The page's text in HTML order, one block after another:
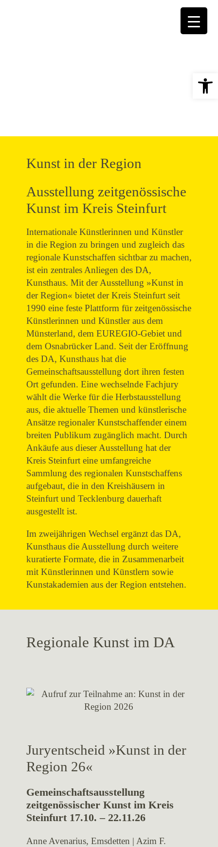
Kunst in der Region
Ausstellung zeitgenössische
Kunst im Kreis Steinfurt
Internationale Künstlerinnen und Künstler
in die Region zu bringen und zugleich das
regionale Kunstschaffen sichtbar zu machen,
ist ein zentrales Anliegen des DA,
Kunsthaus. Mit der Ausstellung »Kunst in
der Region« bietet der Kreis Steinfurt seit
1990 eine feste Plattform für zeitgenössische
Künstlerinnen und Künstler aus dem
Münsterland, dem EUREGIO-Gebiet und
dem Osnabrücker Land. Seit der Eröffnung
des DA, Kunsthaus hat die
Gemeinschaftsausstellung dort ihren festen
Ort gefunden. Eine wechselnde Fachjury
wählt die Werke für die Herbstausstellung
aus, die aktuelle Themen und künstlerische
Ansätze regionaler Kunstschaffender einem
breiten Publikum zugänglich macht. Durch
Ankäufe aus dieser Ausstellung hat der
Kreis Steinfurt eine umfangreiche
Sammlung des regionalen Kunstschaffens
aufgebaut, die in den Kreishäusern in
Steinfurt und Tecklenburg dauerhaft
ausgestellt ist.
Im zweijährigen Wechsel ergänzt das DA,
Kunsthaus die Ausstellung durch weitere
kuratierte Formate, die in Zusammenarbeit
mit Künstlerinnen und Künstlern sowie
Kunstakademien aus der Region entstehen.
Regionale Kunst im DA
Juryentscheid »Kunst in der
Region 26«
Gemeinschaftsausstellung
zeitgenössischer Kunst im Kreis
Steinfurt 17.10. – 22.11.26
Anne Avenarius, Emsdetten | Azim F.